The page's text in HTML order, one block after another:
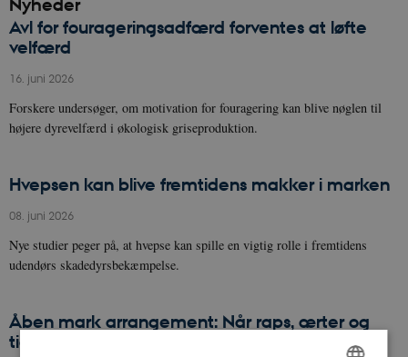
Avl for fourageringsadfærd forventes at løfte
velfærd
16. juni 2026
Forskere undersøger, om motivation for fouragering kan blive nøglen til
højere dyrevelfærd i økologisk griseproduktion.
Hvepsen kan blive fremtidens makker i marken
08. juni 2026
Nye studier peger på, at hvepse kan spille en vigtig rolle i fremtidens
udendørs skadedyrsbekæmpelse.
Åben mark arrangement: Når raps, ærter og
tidsler mødes i marken